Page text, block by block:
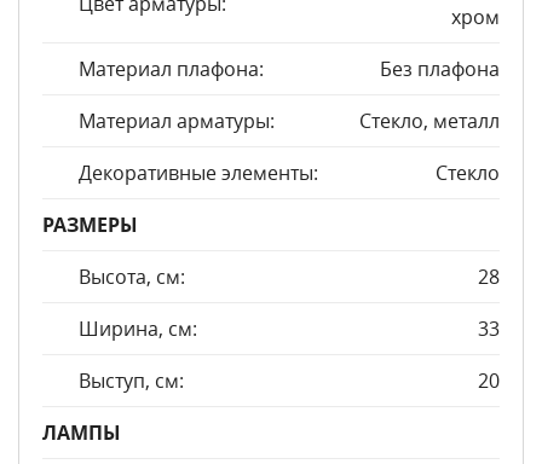
хром
Материал плафона:
Без плафона
Материал арматуры:
Стекло, металл
Декоративные элементы:
Стекло
РАЗМЕРЫ
Высота, см:
28
Ширина, см:
33
Выступ, см:
20
ЛАМПЫ